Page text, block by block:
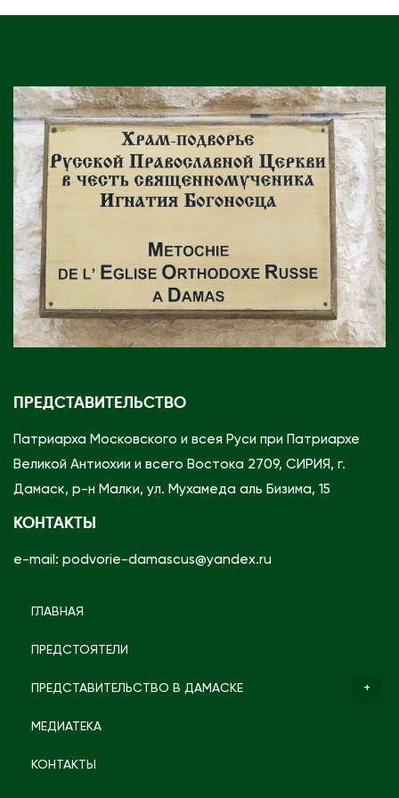
ПРЕДСТАВИТЕЛЬСТВО
Патриарха Московского и всея Руси при Патриархе
Великой Антиохии и всего Востока 2709, СИРИЯ, г.
Дамаск, р-н Малки, ул. Мухамеда аль Бизима, 15
КОНТАКТЫ
e-mail: podvorie-damascus@yandex.ru
ГЛАВНАЯ
ПРЕДСТОЯТЕЛИ
ПРЕДСТАВИТЕЛЬСТВО В ДАМАСКЕ
МЕДИАТЕКА
КОНТАКТЫ